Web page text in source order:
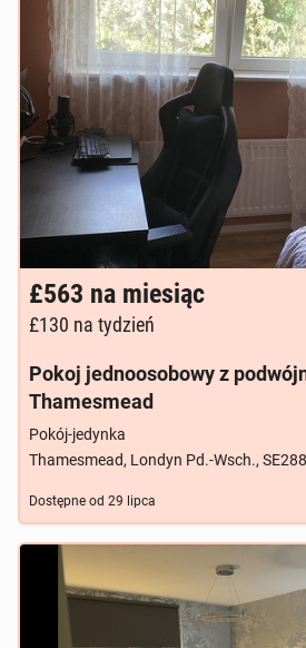
£563 na miesiąc
£130 na tydzień
Pokoj jednoosobowy z
Thamesmead
Pokój-jedynka
Thamesmead, Londyn Pd.-Wsch.,
Dostępne od 29 lipca